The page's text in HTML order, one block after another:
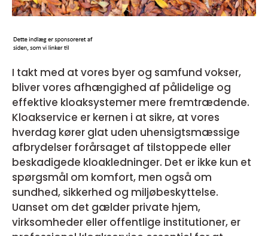
I takt med at vores byer og samfund vokser,
bliver vores afhængighed af pålidelige og
effektive kloaksystemer mere fremtrædende.
Kloakservice er kernen i at sikre, at vores
hverdag kører glat uden uhensigtsmæssige
afbrydelser forårsaget af tilstoppede eller
beskadigede kloakledninger. Det er ikke kun et
spørgsmål om komfort, men også om
sundhed, sikkerhed og miljøbeskyttelse.
Uanset om det gælder private hjem,
virksomheder eller offentlige institutioner, er